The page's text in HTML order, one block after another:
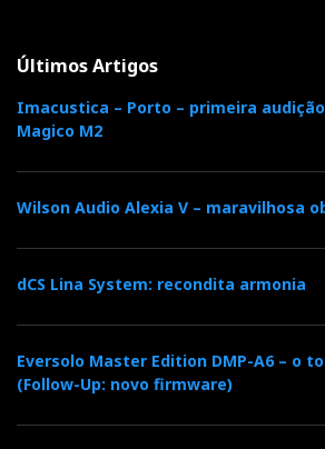
Últimos Artigos
Imacustica – Porto – primeira
Magico M2
Wilson Audio Alexia V – maravilhosa
dCS Lina System: recondita armonia
Eversolo Master Edition DMP-A6 – o
(Follow-Up: novo firmware)